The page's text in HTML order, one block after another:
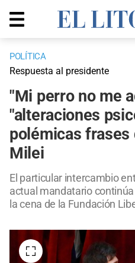
POLÍTICA
Respuesta al presidente
"Mi perro no me
"alteraciones
polémicas
Milei
El particular intercambio
actual mandatario
la cena de la Fundación